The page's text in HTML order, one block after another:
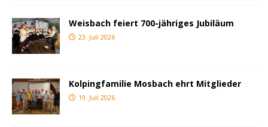
Weisbach feiert 700-jähriges Jubiläum
23. Juli 2026
Kolpingfamilie Mosbach ehrt Mitglieder
19. Juli 2026